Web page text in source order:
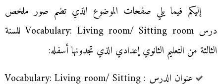
إليكم فيما يلي صفحات الموضوع الذي تضم صور ملخص
درس Vocabulary: Living room/ Sitting room للسنة
الثالثة من التعليم الثانوي إعدادي الذي تجدونها أسفله:
عنوان الدرس : Vocabulary: Living room/ Sitting